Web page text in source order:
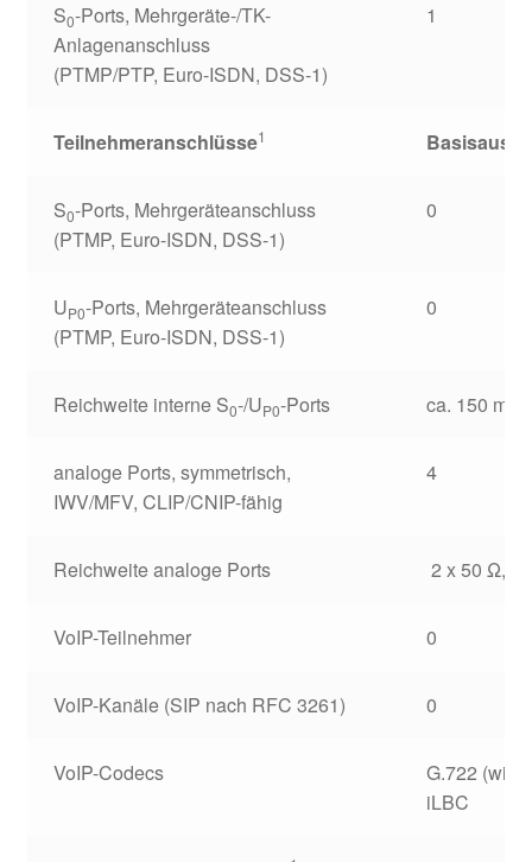
S0-Ports, Mehrgeräte-/TK-
Anlagenanschluss
(PTMP/PTP, Euro-ISDN, DSS-1)
1
Teilnehmeranschlüsse1
S0-Ports, Mehrgeräteanschluss
(PTMP, Euro-ISDN, DSS-1)
0
UP0-Ports, Mehrgeräteanschluss
(PTMP, Euro-ISDN, DSS-1)
0
Reichweite interne S0-/UP0-Ports ca. 150 m /
analoge Ports, symmetrisch,
IWV/MFV, CLIP/CNIP-fähig
4
Reichweite analoge Ports 2 x 50 Ω,
VoIP-Teilnehmer 0
VoIP-Kanäle (SIP nach RFC 3261) 0
VoIP-Codecs
G.722
iLBC